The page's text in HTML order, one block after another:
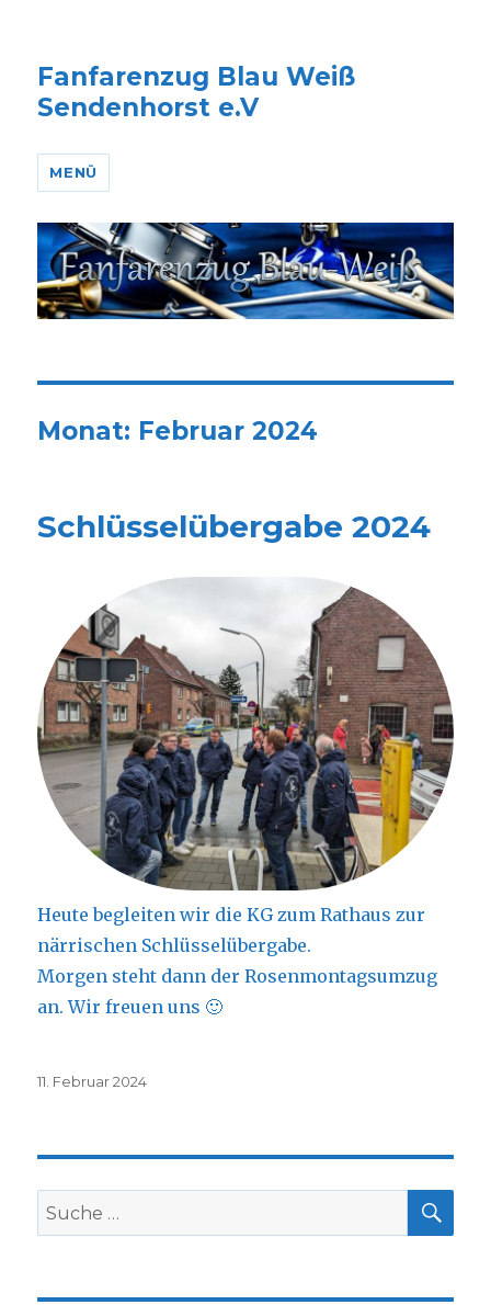
Fanfarenzug Blau Weiß
Sendenhorst e.V
MENÜ
Monat: Februar 2024
Schlüsselübergabe 2024
Heute begleiten wir die KG zum Rathaus zur
närrischen Schlüsselübergabe.
Morgen steht dann der Rosenmontagsumzug
an. Wir freuen uns 🙂
Veröffentlicht
11. Februar 2024
Suche
nach: